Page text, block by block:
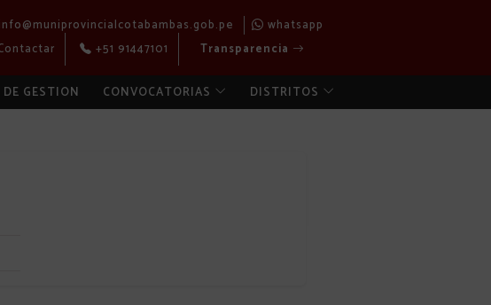
info@muniprovincialcotabambas.gob.pe
whatsapp
+51 91447101 Transparencia
GESTION CONVOCATORIAS DISTRITOS